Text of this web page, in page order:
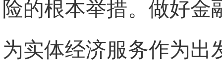
险的根本举措。做好
为实体经济服务作为出